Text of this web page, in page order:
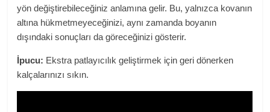
yön değiştirebileceğiniz anlamına gelir. Bu, yalnızca kovanın
altına hükmetmeyeceğinizi, aynı zamanda boyanın
dışındaki sonuçları da göreceğinizi gösterir.
İpucu: Ekstra patlayıcılık geliştirmek için geri dönerken
kalçalarınızı sıkın.